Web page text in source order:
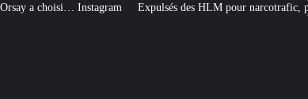
Expulsés des HLM pour narcotrafic, peuvent-ils obtenir un